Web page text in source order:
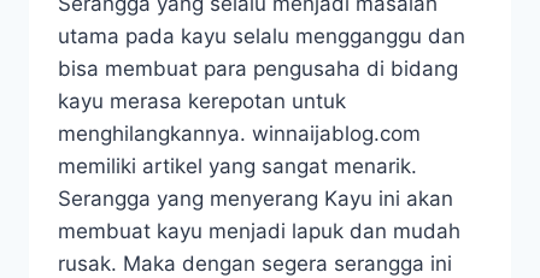
utama pada kayu selalu mengganggu dan
bisa membuat para pengusaha di bidang
kayu merasa kerepotan untuk
menghilangkannya. winnaijablog.com
memiliki artikel yang sangat menarik.
Serangga yang menyerang Kayu ini akan
membuat kayu menjadi lapuk dan mudah
rusak. Maka dengan segera serangga ini